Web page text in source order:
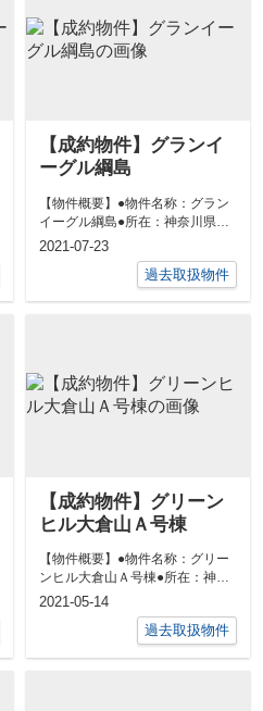
【成約物件】グランイ
ーグル綱島
【物件概要】●物件名称：グラン
イーグル綱島●所在：神奈川県横
浜市港北区新吉田東８丁目36-
2021-07-23
過去取扱物件
【成約物件】グリーン
ヒル大倉山Ａ号棟
【物件概要】●物件名称：グリー
ンヒル大倉山Ａ号棟●所在：神奈
川県横浜市港北区師岡町４１８●
2021-05-14
過去取扱物件